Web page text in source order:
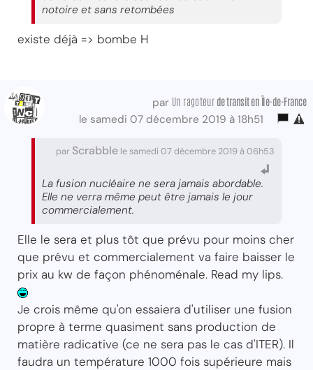
notoire et sans retombées
existe déjà => bombe H
par Un ragoteur de transiten Île-de-France
le samedi 07 décembre 2019 à 18h51
par Scrabble le samedi 07 décembre 2019 à 06h53
La fusion nucléaire ne sera jamais abordable.
Elle ne verra même peut être jamais le jour
commercialement.
Elle le sera et plus tôt que prévu pour moins cher
que prévu et commercialement va faire baisser le
prix au kw de façon phénoménale. Read my lips.
Je crois même qu'on essaiera d'utiliser une fusion
propre à terme quasiment sans production de
matière radicative (ce ne sera pas le cas d'ITER). Il
faudra un température 1000 fois supérieure mais